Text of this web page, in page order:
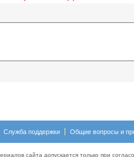
Служба поддержки Общие вопросы и
сайта допускается только при